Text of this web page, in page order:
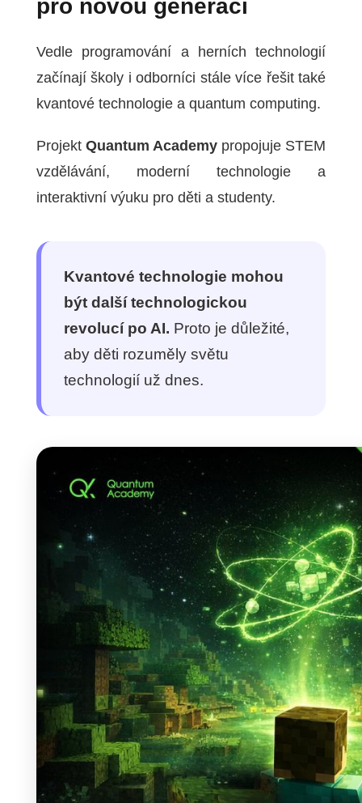
pro novou generaci
Vedle programování a herních technologií
začínají školy i odborníci stále více řešit také
kvantové technologie a quantum computing.
Projekt Quantum Academy propojuje STEM
vzdělávání, moderní technologie a
interaktivní výuku pro děti a studenty.
Kvantové technologie mohou
být další technologickou
revolucí po AI. Proto je důležité,
aby děti rozuměly světu
technologií už dnes.